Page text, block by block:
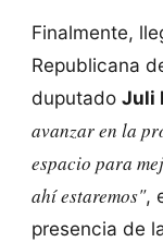
Finalmente,
Republicana
duputado Juli
avanzar en la
espacio para
ahí estaremos",
presencia de